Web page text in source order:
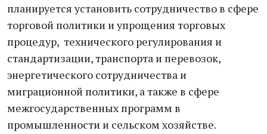
планируется установить сотрудничество в сфере
торговой политики и упрощения торговых
процедур, технического регулирования и
стандартизации, транспорта и перевозок,
энергетического сотрудничества и
миграционной политики, а также в сфере
межгосударственных программ в
промышленности и сельском хозяйстве.